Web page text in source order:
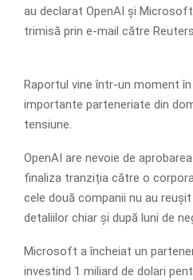
au declarat OpenAI și
trimisă prin e-mail către
Raportul vine într-un moment
importante parteneriate din
tensiune.
OpenAI are nevoie de
finaliza tranziția către o
cele două companii nu au
detaliilor chiar și după luni de
Microsoft a încheiat un
investind 1 miliard de dolari